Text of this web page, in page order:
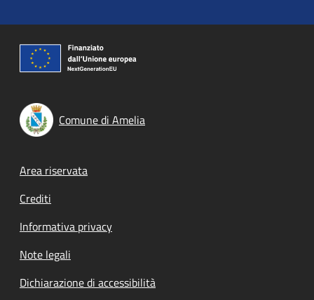
Comune di Amelia
Footer menu
Area riservata
Crediti
Informativa privacy
Note legali
Dichiarazione di accessibilità